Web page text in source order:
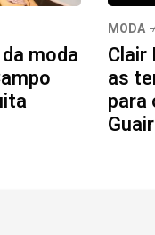
moda
MODA
Clair
as
para